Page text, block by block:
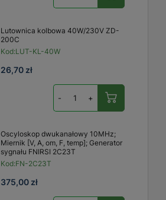
Lutownica kolbowa 40W/230V ZD-
200C
Kod:LUT-KL-40W
26,70 zł
- +
Oscyloskop dwukanałowy 10MHz;
Miernik [V, A, om, F, temp]; Generator
sygnału FNIRSI 2C23T
Kod:FN-2C23T
375,00 zł